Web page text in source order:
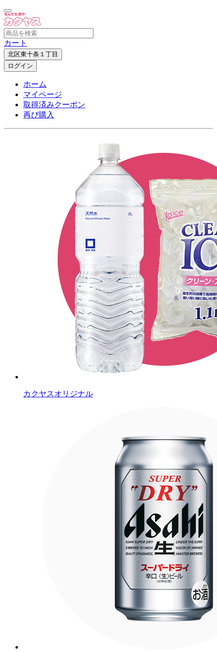
カート
北区東十条１丁目
ログイン
ホーム
マイページ
取得済みクーポン
再び購入
カクヤスオリジナル